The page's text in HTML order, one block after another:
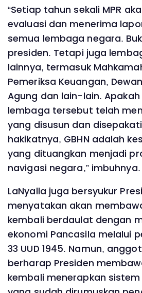
“Setiap tahun sekali MPR
evaluasi dan menerima
semua lembaga negara.
presiden. Tetapi juga
lainnya, termasuk
Pemeriksa Keuangan,
Agung dan lain-lain.
lembaga tersebut telah
yang disusun dan
hakikatnya, GBHN adalah
yang dituangkan menjadi
navigasi negara,” imbuhnya.
LaNyalla juga bersyukur
menyatakan akan
kembali berdaulat dengan
ekonomi Pancasila melalui
33 UUD 1945. Namun,
berharap Presiden
kembali menerapkan